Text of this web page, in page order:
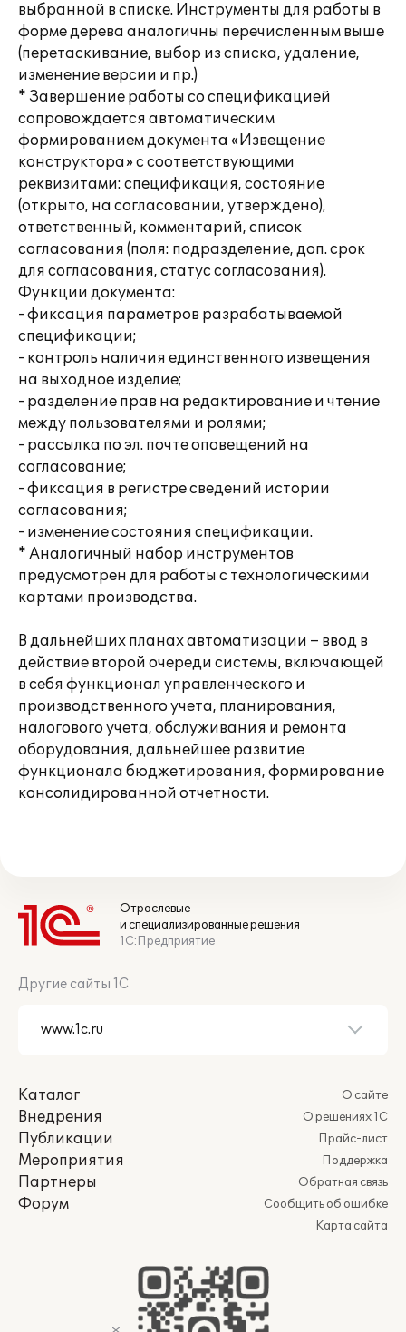
выбранной в списке. Инструменты для работы в
форме дерева аналогичны перечисленным выше
(перетаскивание, выбор из списка, удаление,
изменение версии и пр.)
* Завершение работы со спецификацией
сопровождается автоматическим
формированием документа «Извещение
конструктора» с соответствующими
реквизитами: спецификация, состояние
(открыто, на согласовании, утверждено),
ответственный, комментарий, список
согласования (поля: подразделение, доп. срок
для согласования, статус согласования).
Функции документа:
- фиксация параметров разрабатываемой
спецификации;
- контроль наличия единственного извещения
на выходное изделие;
- разделение прав на редактирование и чтение
между пользователями и ролями;
- рассылка по эл. почте оповещений на
согласование;
- фиксация в регистре сведений истории
согласования;
- изменение состояния спецификации.
* Аналогичный набор инструментов
предусмотрен для работы с технологическими
картами производства.
В дальнейших планах автоматизации – ввод в
действие второй очереди системы, включающей
в себя функционал управленческого и
производственного учета, планирования,
налогового учета, обслуживания и ремонта
оборудования, дальнейшее развитие
функционала бюджетирования, формирование
консолидированной отчетности.
Отраслевые
и специализированные решения
1С:Предприятие
Другие сайты 1С
Каталог
Внедрения
Публикации
Мероприятия
Партнеры
Форум
О сайте
О решениях 1С
Прайс-лист
Поддержка
Обратная связь
Сообщить об ошибке
Карта сайта